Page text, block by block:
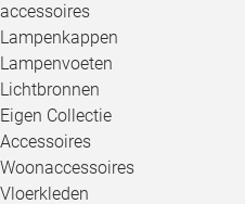
accessoires
Lampenkappen
Lampenvoeten
Lichtbronnen
Eigen Collectie
Accessoires
Woonaccessoires
Vloerkleden